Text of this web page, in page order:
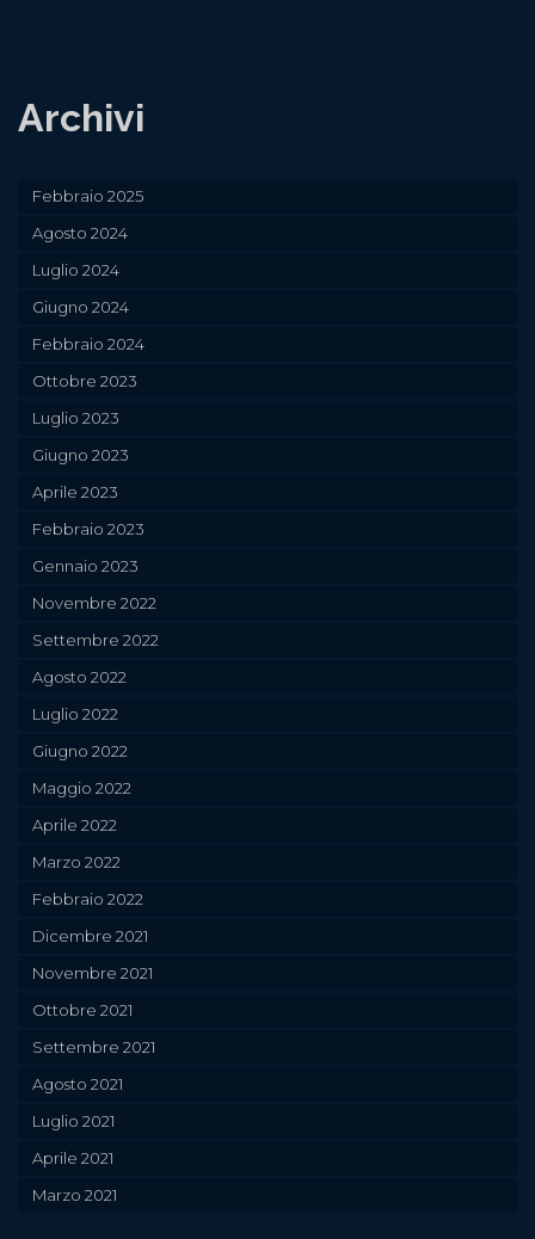
Archivi
Febbraio 2025
Agosto 2024
Luglio 2024
Giugno 2024
Febbraio 2024
Ottobre 2023
Luglio 2023
Giugno 2023
Aprile 2023
Febbraio 2023
Gennaio 2023
Novembre 2022
Settembre 2022
Agosto 2022
Luglio 2022
Giugno 2022
Maggio 2022
Aprile 2022
Marzo 2022
Febbraio 2022
Dicembre 2021
Novembre 2021
Ottobre 2021
Settembre 2021
Agosto 2021
Luglio 2021
Aprile 2021
Marzo 2021